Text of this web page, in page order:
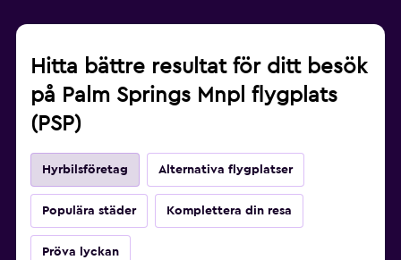
Hitta bättre resultat för ditt besök
på Palm Springs Mnpl flygplats
(PSP)
Hyrbilsföretag Alternativa flygplatser
Populära städer Komplettera din resa
Pröva lyckan